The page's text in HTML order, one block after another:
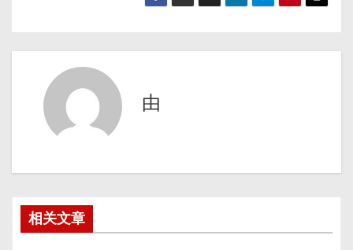
由
相关文章